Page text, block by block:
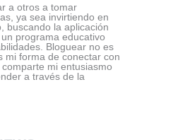
a otros a tomar
ya sea invirtiendo en
buscando la aplicación
programa educativo
Bloguear no es
mi forma de conectar con
mi entusiasmo
a través de la